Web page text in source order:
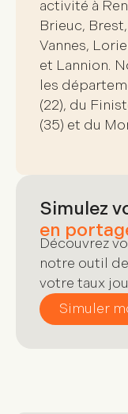
activité à
Brieuc,
Vannes,
et Lannion.
les
(22), du
(35) et du
Simulez
en
Découvrez
notre outil
votre taux
Simuler